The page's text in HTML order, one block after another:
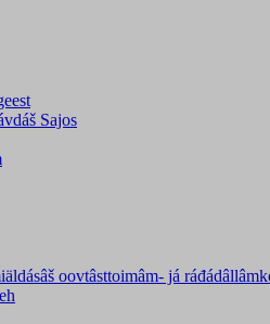
Sajos
oovtâsttoimâm- já